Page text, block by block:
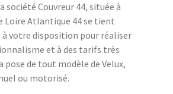
société Couvreur 44, située à
Loire Atlantique 44 se tient
votre disposition pour réaliser
et à des tarifs très
pose de tout modèle de Velux,
ou motorisé.